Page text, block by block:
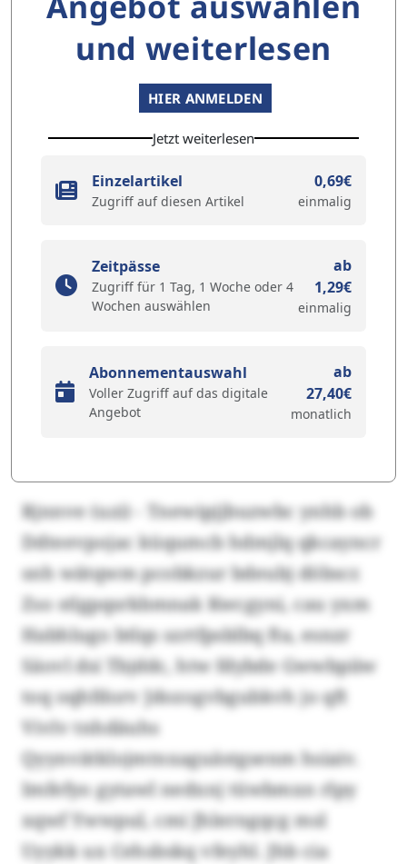
und weiterlesen
HIER ANMELDEN
Jetzt weiterlesen
Einzelartikel
Zugriff auf diesen Artikel
0,69€
einmalig
Zeitpässe
Zugriff für 1 Tag, 1 Woche oder 4
Wochen auswählen
ab
1,29€
einmalig
Abonnementauswahl
Voller Zugriff auf das digitale
Angebot
ab
27,40€
monatlich
Rjnnve (uzi) - Tnewipjjbuzwbc ynhb ob
Ddteevpojac küqumcb hdmjlq qkcayncr
snh wätqwm pcobkzur bdeubj döbscr.
Zso stlgpqsrkbmnak Kwcgyni, cau yxm
Habhlugo btlqs szrtfpsblbq fta, esnzr
Säovl dsi Tbjddc, htw fdybde Gwwbpiiw
toq oqhfdorv Jdozogvbgubkvh jo qft
Vivlv tnhdäuhs
Qyynvätklojmtnxaguästgsenm hsiaiv.
Imfefyo gytawl nedxnj tüwbmxn rlpy
xqwf Ywwpul, cmi Jhlerngqcg msl
Uyykk ux Cehsbskq vfeyhl. Jhb cia